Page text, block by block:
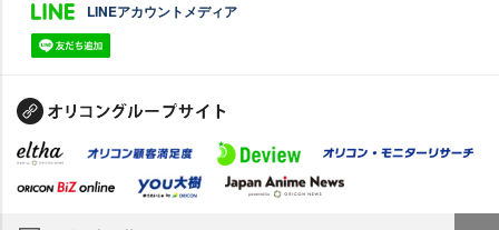
LINEアカウントメディア